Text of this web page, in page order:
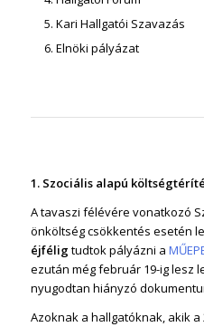
Kari Hallgatói Szavazás
Elnöki pályázat
1. Szociális alapú
A tavaszi félévére vonatkozó
önköltség csökkentés esetén
éjféligtudtok pályázni a
ezután még február 19-ig lesz
nyugodtan hiányzó
Azoknak a hallgatóknak, akik a